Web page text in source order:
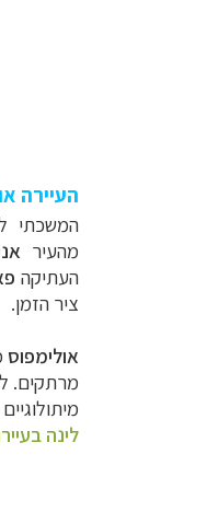
העיירה
המשכתי
מהעיר
העתיקה
ציר הזמן.
אולימפוס
מרתקים.
לינה